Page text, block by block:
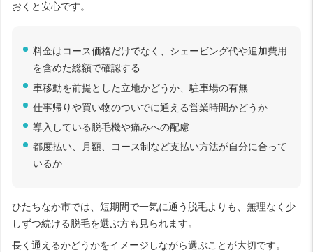
おくと安心です。
料金はコース価格だけでなく、シェービング代や追加費用
を含めた総額で確認する
車移動を前提とした立地かどうか、駐車場の有無
仕事帰りや買い物のついでに通える営業時間かどうか
導入している脱毛機や痛みへの配慮
都度払い、月額、コース制など支払い方法が自分に合って
いるか
ひたちなか市では、短期間で一気に通う脱毛よりも、無理なく少
しずつ続ける脱毛を選ぶ方も見られます。
長く通えるかどうかをイメージしながら選ぶことが大切です。